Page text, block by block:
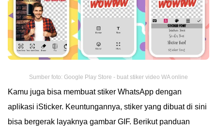
Sumber foto: Google Play Store - buat stiker video WA online
Kamu juga bisa membuat stiker WhatsApp dengan
aplikasi iSticker. Keuntungannya, stiker yang dibuat di sini
bisa bergerak layaknya gambar GIF. Berikut panduan